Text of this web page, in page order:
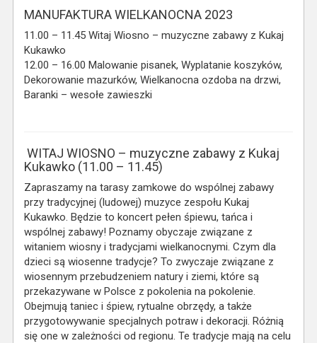
MANUFAKTURA WIELKANOCNA 2023
11.00 – 11.45 Witaj Wiosno – muzyczne zabawy z Kukaj
Kukawko
12.00 – 16.00 Malowanie pisanek, Wyplatanie koszyków,
Dekorowanie mazurków, Wielkanocna ozdoba na drzwi,
Baranki – wesołe zawieszki
WITAJ WIOSNO – muzyczne zabawy z Kukaj
Kukawko (11.00 – 11.45)
Zapraszamy na tarasy zamkowe do wspólnej zabawy
przy tradycyjnej (ludowej) muzyce zespołu Kukaj
Kukawko. Będzie to koncert pełen śpiewu, tańca i
wspólnej zabawy! Poznamy obyczaje związane z
witaniem wiosny i tradycjami wielkanocnymi. Czym dla
dzieci są wiosenne tradycje? To zwyczaje związane z
wiosennym przebudzeniem natury i ziemi, które są
przekazywane w Polsce z pokolenia na pokolenie.
Obejmują taniec i śpiew, rytualne obrzędy, a także
przygotowywanie specjalnych potraw i dekoracji. Różnią
się one w zależności od regionu. Te tradycje mają na celu